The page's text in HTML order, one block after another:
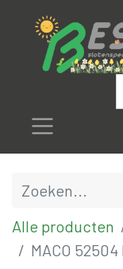
Alle producten
MACO